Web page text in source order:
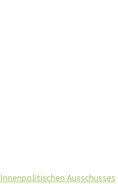
Innenpolitischen Ausschusses